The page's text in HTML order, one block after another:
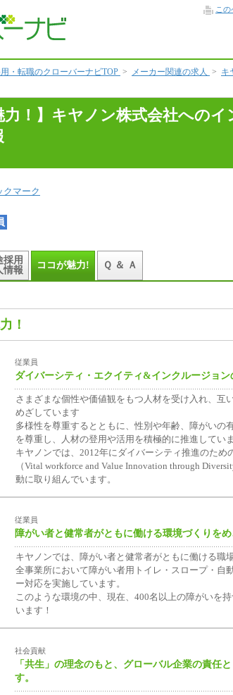
こ
・転職のクローバーナビTOP > メーカー関連の求人 > キ
！】キヤノン株式会社へのイ
クマーク
採用
情報
ココが魅力! Ｑ ＆ Ａ
！
従業員
ダイバーシティ・エクイティ&インクルージョン
さまざまな個性や価値観をもつ人材を受け入れ、互
めざしています
多様性を尊重するとともに、性別や年齢、障がいの
を尊重し、人材の登用や活用を積極的に推進していま
キヤノンでは、2012年にダイバーシティ推進のた
（Vital workforce and Value Innovation through
動に取り組んでいます。
従業員
障がい者と健常者がともに働ける環境づくりをめ
キヤノンでは、障がい者と健常者がともに働ける職
全事業所において障がい者用トイレ・スロープ・自
ー対応を実施しています。
このような環境の中、現在、400名以上の障がいを
います！
社会貢献
「共生」の理念のもと、グローバル企業の責任
す。